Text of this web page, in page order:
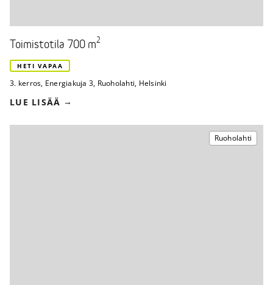
Toimistotila 700 m2
HETI VAPAA
3. kerros, Energiakuja 3, Ruoholahti, Helsinki
LUE LISÄÄ
Ruoholahti